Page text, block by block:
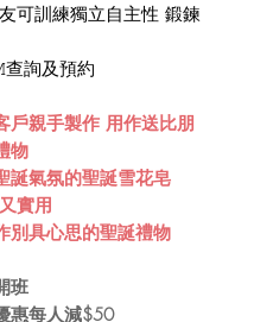
可訓練獨立自主性 鍛鍊
詢及預約
戶親手製作 用作送比朋
物
誕氣氛的聖誕雪花皂
實用
別具心思的聖誕禮物
班
惠每人減$50